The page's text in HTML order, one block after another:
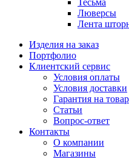
Тесьма
Люверсы
Лента
Изделия на заказ
Портфолио
Клиентский сервис
Условия оплаты
Условия доставки
Гарантия на товар
Статьи
Вопрос-ответ
Контакты
О компании
Магазины